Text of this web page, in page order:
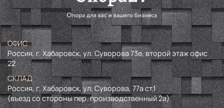
ОФИС
Россия, г. Хабаровск, ул. Суворова 73е, второй этаж офис
22
СКЛАД
Россия, г. Хабаровск, ул. Суворова, 77а ст.1
(въезд со стороны пер. производственный 2а)